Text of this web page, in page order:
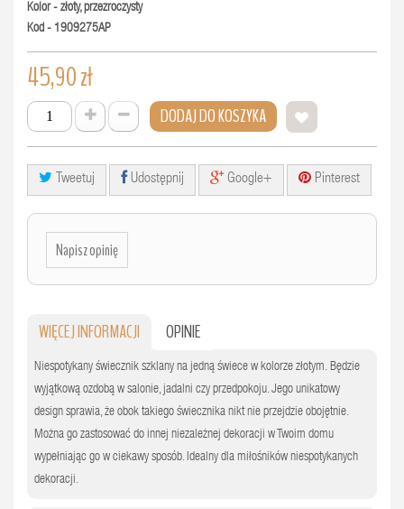
Kolor - złoty, przezroczysty
Kod - 1909275AP
45,90 zł
DODAJ DO KOSZYKA
Tweetuj Udostępnij Google+ Pinterest
Napisz opinię
WIĘCEJ INFORMACJI OPINIE
Niespotykany świecznik szklany na jedną świece w kolorze złotym. Będzie
wyjątkową ozdobą w salonie, jadalni czy przedpokoju. Jego unikatowy
design sprawia, że obok takiego świecznika nikt nie przejdzie obojętnie.
Można go zastosować do innej niezależnej dekoracji w Twoim domu
wypełniając go w ciekawy sposób. Idealny dla miłośników niespotykanych
dekoracji.